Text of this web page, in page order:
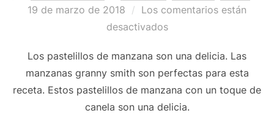
Publicado
19 de marzo de 2018
Los comentarios están
desactivados
Los pastelillos de manzana son una delicia. Las
manzanas granny smith son perfectas para esta
receta. Estos pastelillos de manzana con un toque de
canela son una delicia.